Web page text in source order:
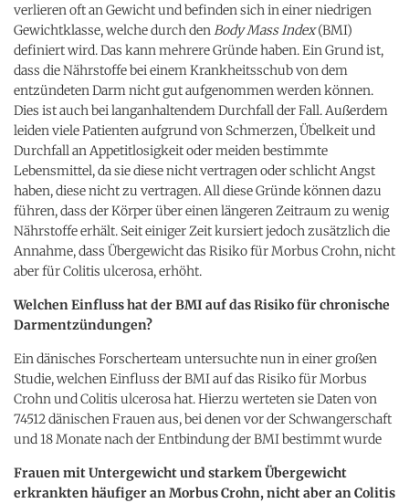
verlieren oft an Gewicht und befinden sich in einer niedrigen
Gewichtklasse, welche durch denBody Mass Index(BMI)
definiert wird. Das kann mehrere Gründe haben. Ein Grund ist,
dass die Nährstoffe bei einem Krankheitsschub von dem
entzündeten Darm nicht gut aufgenommen werden können.
Dies ist auch bei langanhaltendem Durchfall der Fall. Außerdem
leiden viele Patienten aufgrund von Schmerzen, Übelkeit und
Durchfall an Appetitlosigkeit oder meiden bestimmte
Lebensmittel, da sie diese nicht vertragen oder schlicht Angst
haben, diese nicht zu vertragen. All diese Gründe können dazu
führen, dass der Körper über einen längeren Zeitraum zu wenig
Nährstoffe erhält. Seit einiger Zeit kursiert jedoch zusätzlich die
Annahme, dass Übergewicht das Risiko für Morbus Crohn, nicht
aber für Colitis ulcerosa, erhöht.
Welchen Einfluss hat der BMI auf das Risiko für chronische
Darmentzündungen?
Ein dänisches Forscherteam untersuchte nun in einer großen
Studie, welchen Einfluss der BMI auf das Risiko für Morbus
Crohn und Colitis ulcerosa hat. Hierzu werteten sie Daten von
74512 dänischen Frauen aus, bei denen vor der Schwangerschaft
und 18 Monate nach der Entbindung der BMI bestimmt wurde
Frauen mit Untergewicht und starkem Übergewicht
erkrankten häufiger an Morbus Crohn, nicht aber an Colitis